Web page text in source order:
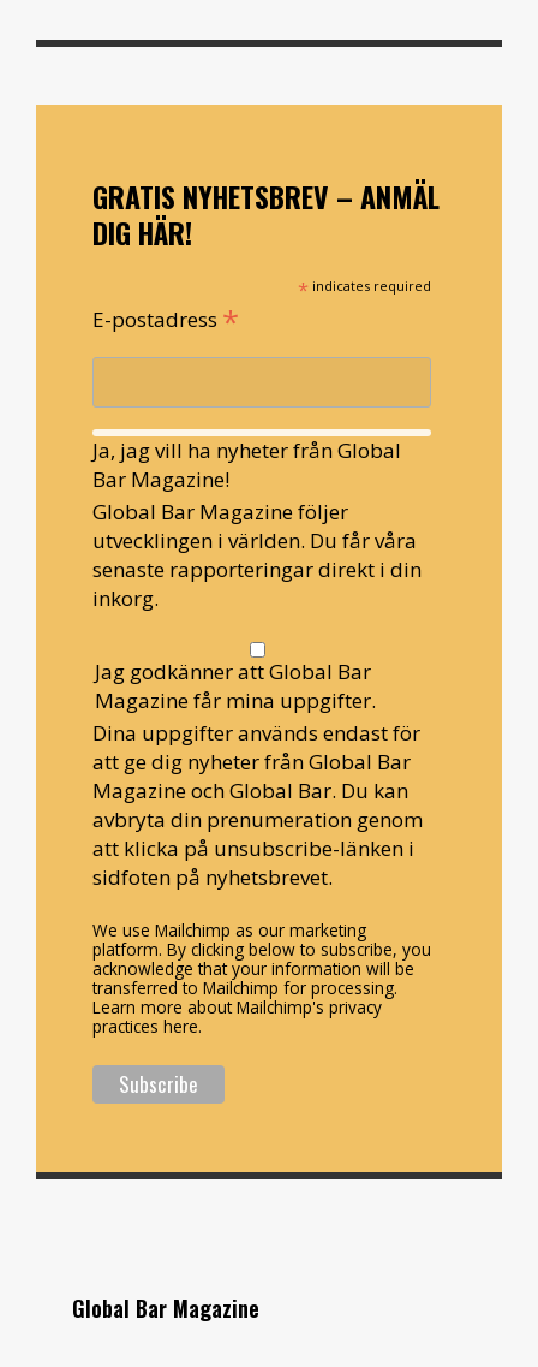
GRATIS NYHETSBREV – ANMÄL
DIG HÄR!
* indicates required
E-postadress *
Ja, jag vill ha nyheter från Global
Bar Magazine!
Global Bar Magazine följer
utvecklingen i världen. Du får våra
senaste rapporteringar direkt i din
inkorg.
Jag godkänner att Global Bar
Magazine får mina uppgifter.
Dina uppgifter används endast för
att ge dig nyheter från Global Bar
Magazine och Global Bar. Du kan
avbryta din prenumeration genom
att klicka på unsubscribe-länken i
sidfoten på nyhetsbrevet.
We use Mailchimp as our marketing
platform. By clicking below to subscribe, you
acknowledge that your information will be
transferred to Mailchimp for processing.
Learn more about Mailchimp's privacy
practices here.
Global Bar Magazine